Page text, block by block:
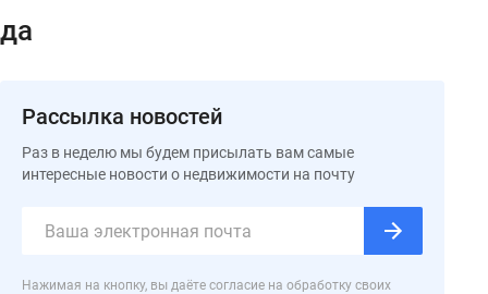
Рассылка новостей
Раз в неделю мы будем присылать вам самые
интересные новости о недвижимости на почту
Нажимая на кнопку, вы даёте согласие на обработку своих